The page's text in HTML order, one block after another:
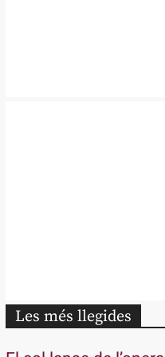
Les més llegides